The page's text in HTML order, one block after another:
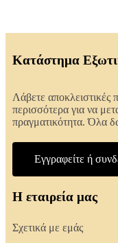
Κατάστημα
Λάβετε
περισσότερα για να
πραγματικότητα. Όλα
Εγγραφείτε ή
Η εταιρεία μας
Σχετικά με εμάς